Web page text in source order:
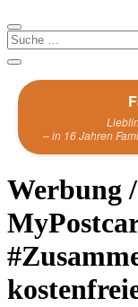
– in 16 Jahren
Werbung